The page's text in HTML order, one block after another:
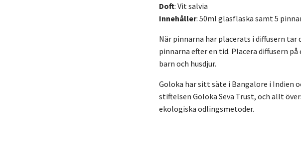
Doft: Vit salvia
Innehåller: 50ml glasflaska samt 5
När pinnarna har placerats i diffusern tar
pinnarna efter en tid. Placera diffusern
barn och husdjur.
Goloka har sitt säte i Bangalore i Indien
stiftelsen Goloka Seva Trust, och allt
ekologiska odlingsmetoder.